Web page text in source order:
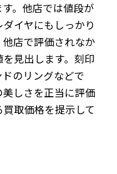
。他店では値段が
イヤにもしっかり
店で評価されなか
見出します。刻印
のリングなどで
しさを正当に評価
取価格を提示して